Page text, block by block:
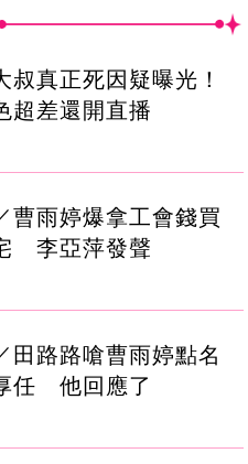
叔真正死因疑曝光！
超差還開直播
曹雨婷爆拿工會錢買
李亞萍發聲
田路路嗆曹雨婷點名
任 他回應了